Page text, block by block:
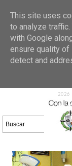
30/
DE
2026
16/
2026
26/
This site uses
to analyze
with Google
ensure quality
detect and